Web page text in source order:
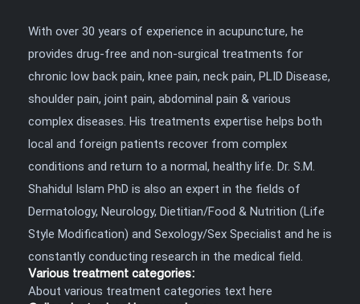
With over 30 years of experience in acupuncture, he
provides drug-free and non-surgical treatments for
chronic low back pain, knee pain, neck pain, PLID Disease,
shoulder pain, joint pain, abdominal pain & various
complex diseases. His treatments expertise helps both
local and foreign patients recover from complex
conditions and return to a normal, healthy life. Dr. S.M.
Shahidul Islam PhD is also an expert in the fields of
Dermatology, Neurology, Dietitian/Food & Nutrition (Life
Style Modification) and Sexology/Sex Specialist and he is
constantly conducting research in the medical field.
Various treatment categories:
About various treatment categories text here